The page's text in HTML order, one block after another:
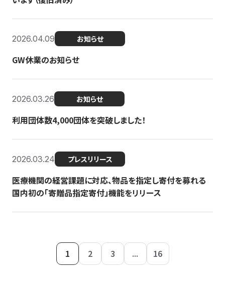
2026.04.09 お知らせ
GW休業のお知らせ
2026.03.26 お知らせ
利用団体数4,000団体を突破しました！
2026.03.24 プレスリリース
医療機関の経営課題に対応、物品を指定し寄付を募れる
国内初の「寄贈品指定寄付」機能をリリース
1 2 3 ... 16